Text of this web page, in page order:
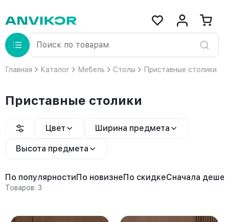
Главная Каталог Мебель Столы Приставные столики
Приставные столики
Цвет Ширина предмета
Высота предмета
По популярностиПо новизнеПо скидкеСначала
Товаров: 3